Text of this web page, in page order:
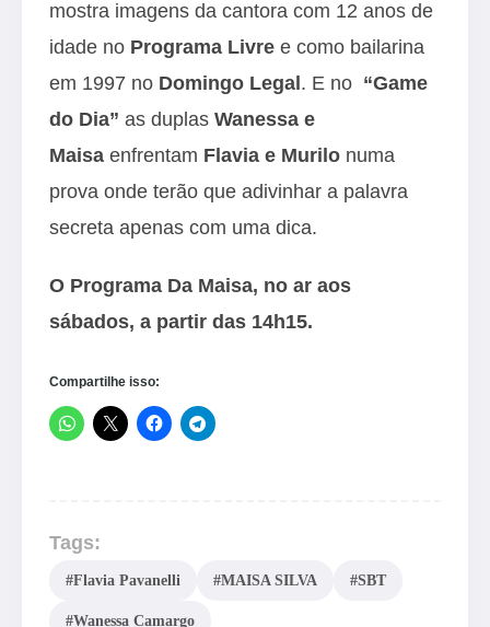
mostra imagens da cantora com 12 anos de
idade no Programa Livre e como bailarina
em 1997 no Domingo Legal. E no “Game
do Dia” as duplas Wanessa e
Maisa enfrentam Flavia e Murilo numa
prova onde terão que adivinhar a palavra
secreta apenas com uma dica.
O Programa Da Maisa, no ar aos
sábados, a partir das 14h15.
Compartilhe isso:
Tags:
#Flavia Pavanelli #MAISA SILVA #SBT
#Wanessa Camargo